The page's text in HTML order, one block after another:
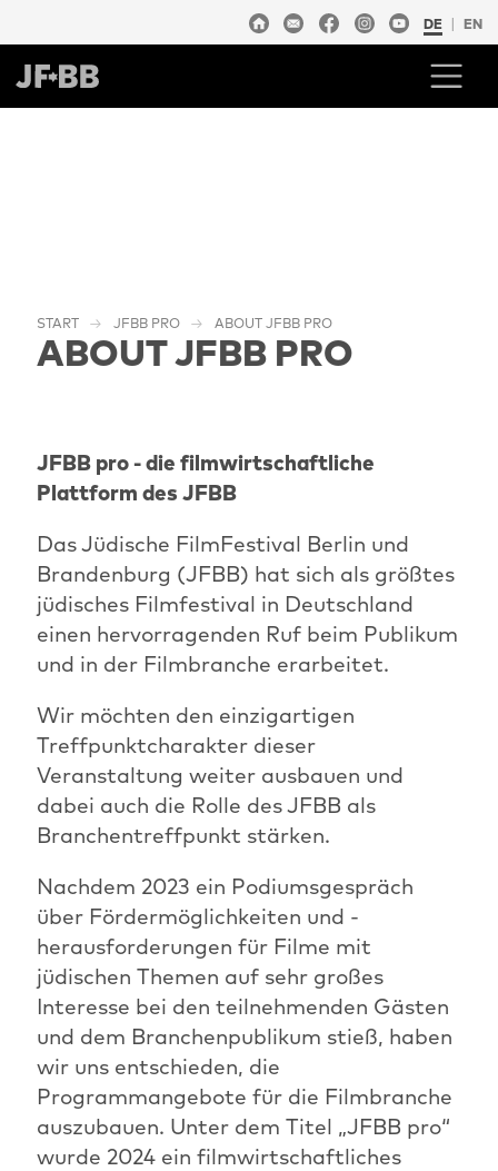
DE EN
START JFBB PRO ABOUT JFBB PRO
ABOUT JFBB PRO
JFBB pro - die filmwirtschaftliche
Plattform des JFBB
Das Jüdische FilmFestival Berlin und
Brandenburg (JFBB) hat sich als größtes
jüdisches Filmfestival in Deutschland
einen hervorragenden Ruf beim Publikum
und in der Filmbranche erarbeitet.
Wir möchten den einzigartigen
Treffpunktcharakter dieser
Veranstaltung weiter ausbauen und
dabei auch die Rolle des JFBB als
Branchentreffpunkt stärken.
Nachdem 2023 ein Podiumsgespräch
über Fördermöglichkeiten und -
herausforderungen für Filme mit
jüdischen Themen auf sehr großes
Interesse bei den teilnehmenden Gästen
und dem Branchenpublikum stieß, haben
wir uns entschieden, die
Programmangebote für die Filmbranche
auszubauen. Unter dem Titel „JFBB pro“
wurde 2024 ein filmwirtschaftliches